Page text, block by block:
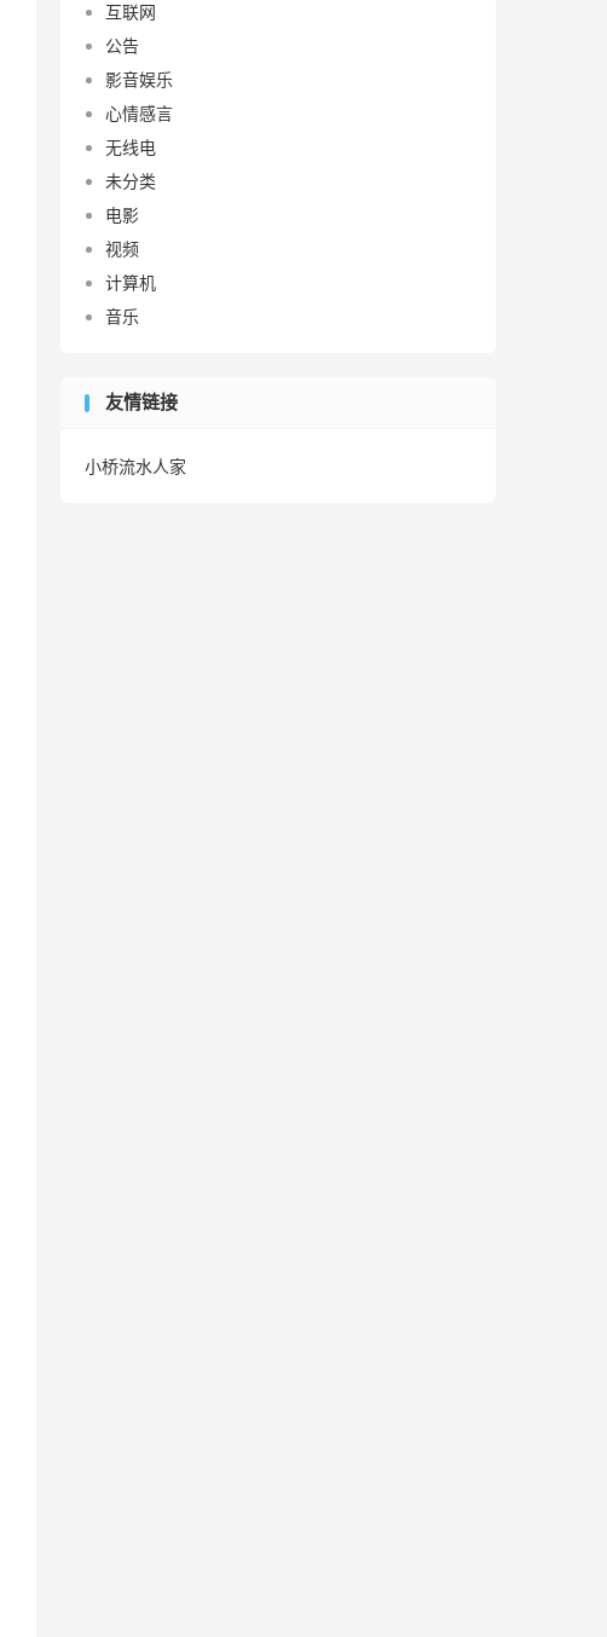
互联网
公告
影音娱乐
心情感言
无线电
未分类
电影
视频
计算机
音乐
友情链接
小桥流水人家